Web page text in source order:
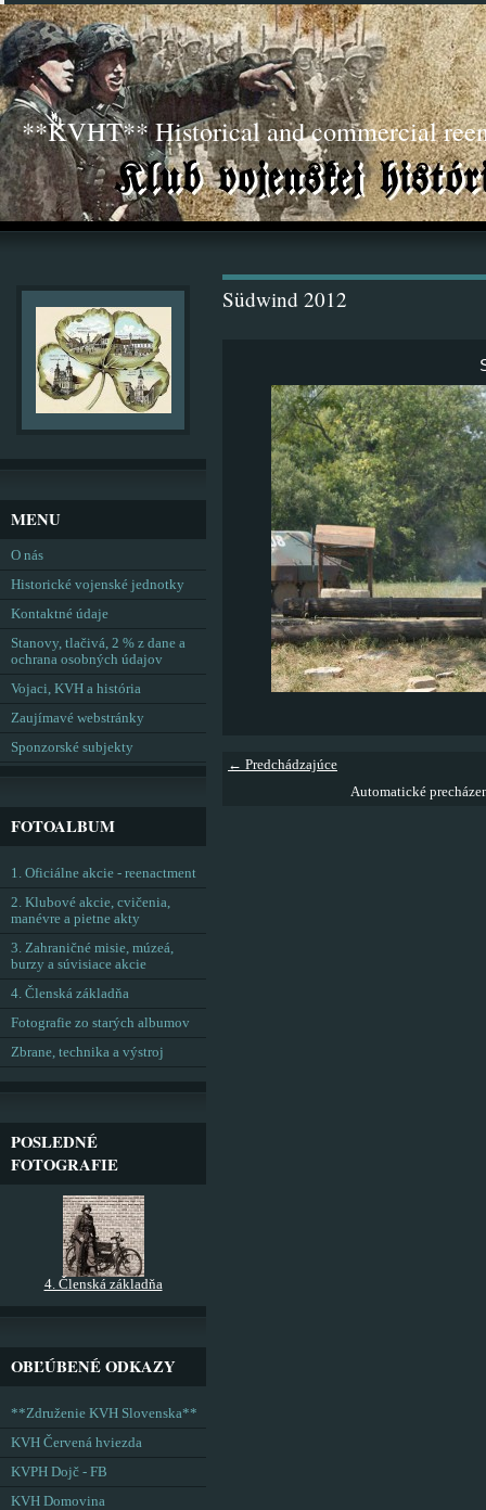
**KVHT** Historical and commercial
Südwind 2012
← Predchádzajúce
Automatické
MENU
O nás
Historické vojenské jednotky
Kontaktné údaje
Stanovy, tlačivá, 2 % z dane a
ochrana osobných údajov
Vojaci, KVH a história
Zaujímavé webstránky
Sponzorské subjekty
FOTOALBUM
1. Oficiálne akcie - reenactment
2. Klubové akcie, cvičenia,
manévre a pietne akty
3. Zahraničné misie, múzeá,
burzy a súvisiace akcie
4. Členská základňa
Fotografie zo starých albumov
Zbrane, technika a výstroj
POSLEDNÉ
FOTOGRAFIE
4. Členská základňa
OBĽÚBENÉ ODKAZY
**Združenie KVH Slovenska**
KVH Červená hviezda
KVPH Dojč - FB
KVH Domovina